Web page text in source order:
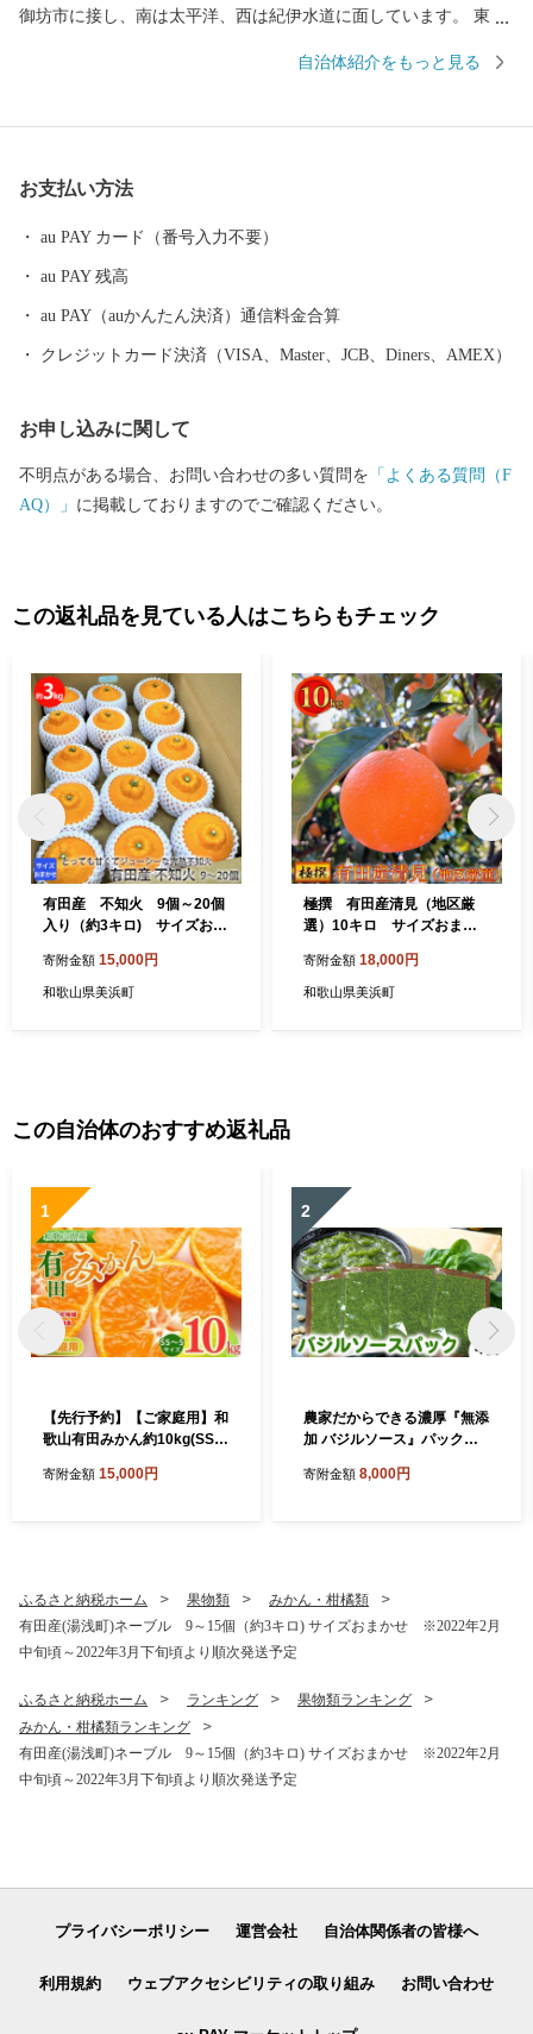
御坊市に接し、南は太平洋、西は紀伊水道に面しています。 東西
平方キロメートルの町で、面積では和歌山県下で二番目に狭い町
く受けています。 太平洋に面する砂州海岸には、全長約４．５キ
ロメートル、幅は広い所で約５００メートルの近畿最大の松林
自治体紹介をもっと見る
お支払い方法
au PAY カード（番号入力不要）
au PAY 残高
au PAY（auかんたん決済）通信料金合算
クレジットカード決済（VISA、Master、JCB、Diners、AMEX）
お申し込みに関して
不明点がある場合、お問い合わせの多い質問を 「よくある質問（F
AQ）」 に掲載しておりますのでご確認ください。
この返礼品を見ている人はこちらもチェック
有田産 不知火 9個～20個
入り（約3キロ) サイズおま
4月下旬頃より順次発送予定
寄附金額 15,000円
和歌山県美浜町
極撰 有田産清見（地区厳
選）10キロ サイズおまか
上旬頃～4月下旬頃より順次
発送予定
寄附金額 18,000円
和歌山県美浜町
この自治体のおすすめ返礼品
1
【先行予約】【ご家庭用】和
歌山有田みかん約10kg(SS、
寄附金額 15,000円
2
農家だからできる濃厚『無添
加 バジルソース』パック入
寄附金額 8,000円
ふるさと納税ホーム 果物類
みかん・柑橘類
有田産(湯浅町)ネーブル 9～15個（約3キロ) サイズおまかせ ※2022年2月
中旬頃～2022年3月下旬頃より順次発送予定
ふるさと納税ホーム ランキング
果物類ランキング
みかん・柑橘類ランキング
有田産(湯浅町)ネーブル 9～15個（約3キロ) サイズおまかせ ※2022年2月
中旬頃～2022年3月下旬頃より順次発送予定
プライバシーポリシー 運営会社 自治体関係者の皆様へ
利用規約 ウェブアクセシビリティの取り組み お問い合わせ